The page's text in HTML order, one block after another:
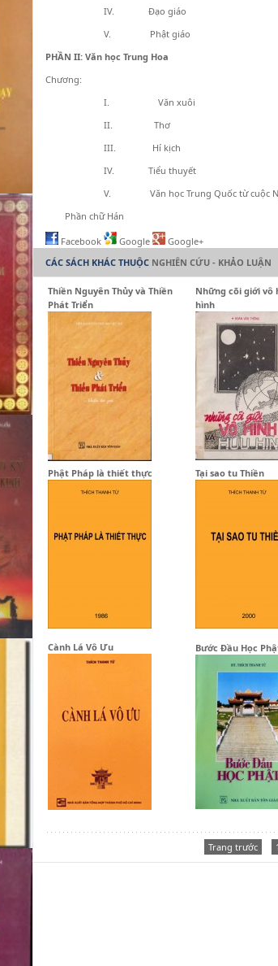
IV. Đạo giáo
V. Phật giáo
PHẦN II: Văn học Trung Hoa
Chương:
I. Văn xuôi
II. Thơ
III. Hí kịch
IV. Tiểu thuyết
V. Văn học Trung Quốc từ cuộc
Phần chữ Hán
Facebook Google
Google+
CÁC SÁCH KHÁC THUỘC NGHIÊN CỨU - KHẢO LUẬN
Thiền Nguyên Thủy và Thiền
Phát Triển
Những cõi giới vô
hình
Phật Pháp là thiết thực Tại sao tu Thiền
Cành Lá Vô Ưu Bước Đầu Học
Trang trước 1